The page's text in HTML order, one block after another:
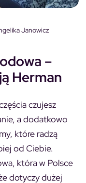
Janowicz
–
Herman
czujesz
a dodatkowo
które radzą
od Ciebie.
która w Polsce
dotyczy dużej